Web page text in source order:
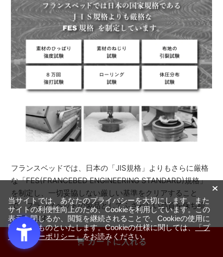
カートに入れる
フランスベッドでは、日本の「JIS規格」よりもさらに厳格
な「FES(FRANCEBED ENGINEERING STANDARD)規格」
を制定し、一切妥協しない厳しい基準をクリアすること
で、フランスベッドの製品としてふさわしい品質を保ち続
けています。
※一部、輸入商品も取り扱っております。
当サイトでは、あなたのプライバシーを大切にします。また
サイトの利便性向上のため、Cookieを利用しています。この
表示を閉じるか、閲覧を継続されることで、Cookieの使用に
同意するものといたします。Cookieの仕様に関しては、「プ
ライバシーポリシー」をお読みください。